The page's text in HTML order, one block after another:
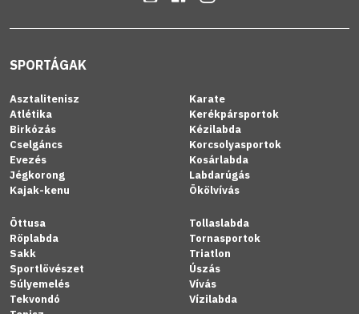
SPORTÁGAK
Asztalitenisz
Atlétika
Birkózás
Cselgáncs
Evezés
Jégkorong
Kajak-kenu
Karate
Kerékpársportok
Kézilabda
Korcsolyasportok
Kosárlabda
Labdarúgás
Ökölvívás
Öttusa
Röplabda
Sakk
Sportlövészet
Súlyemelés
Tekvondó
Tollaslabda
Tornasportok
Triatlon
Úszás
Vívás
Vízilabda